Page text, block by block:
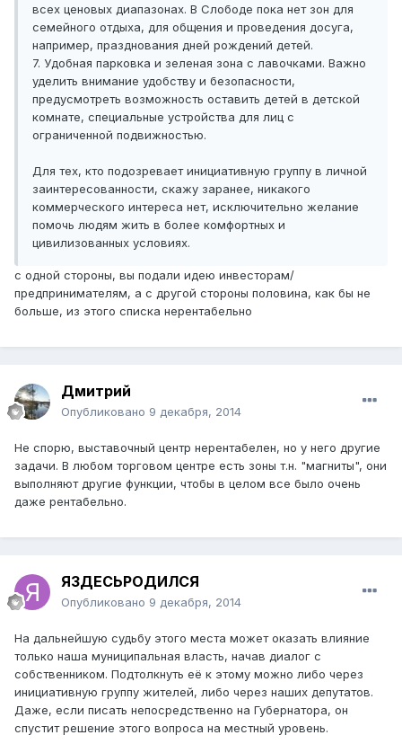
всех ценовых диапазонах. В Слободе пока нет зон для
семейного отдыха, для общения и проведения досуга,
например, празднования дней рождений детей.
7. Удобная парковка и зеленая зона с лавочками. Важно
уделить внимание удобству и безопасности,
предусмотреть возможность оставить детей в детской
комнате, специальные устройства для лиц с
ограниченной подвижностью.
Для тех, кто подозревает инициативную группу в личной
заинтересованности, скажу заранее, никакого
коммерческого интереса нет, исключительно желание
помочь людям жить в более комфортных и
цивилизованных условиях.
с одной стороны, вы подали идею инвесторам/
предпринимателям, а с другой стороны половина, как бы не
больше, из этого списка нерентабельно
Дмитрий
Опубликовано 9 декабря, 2014
Не спорю, выставочный центр нерентабелен, но у него другие
задачи. В любом торговом центре есть зоны т.н. "магниты", они
выполняют другие функции, чтобы в целом все было очень
даже рентабельно.
ЯЗДЕСЬРОДИЛСЯ
Опубликовано 9 декабря, 2014
На дальнейшую судьбу этого места может оказать влияние
только наша муниципальная власть, начав диалог с
собственником. Подтолкнуть её к этому можно либо через
инициативную группу жителей, либо через наших депутатов.
Даже, если писать непосредственно на Губернатора, он
спустит решение этого вопроса на местный уровень.